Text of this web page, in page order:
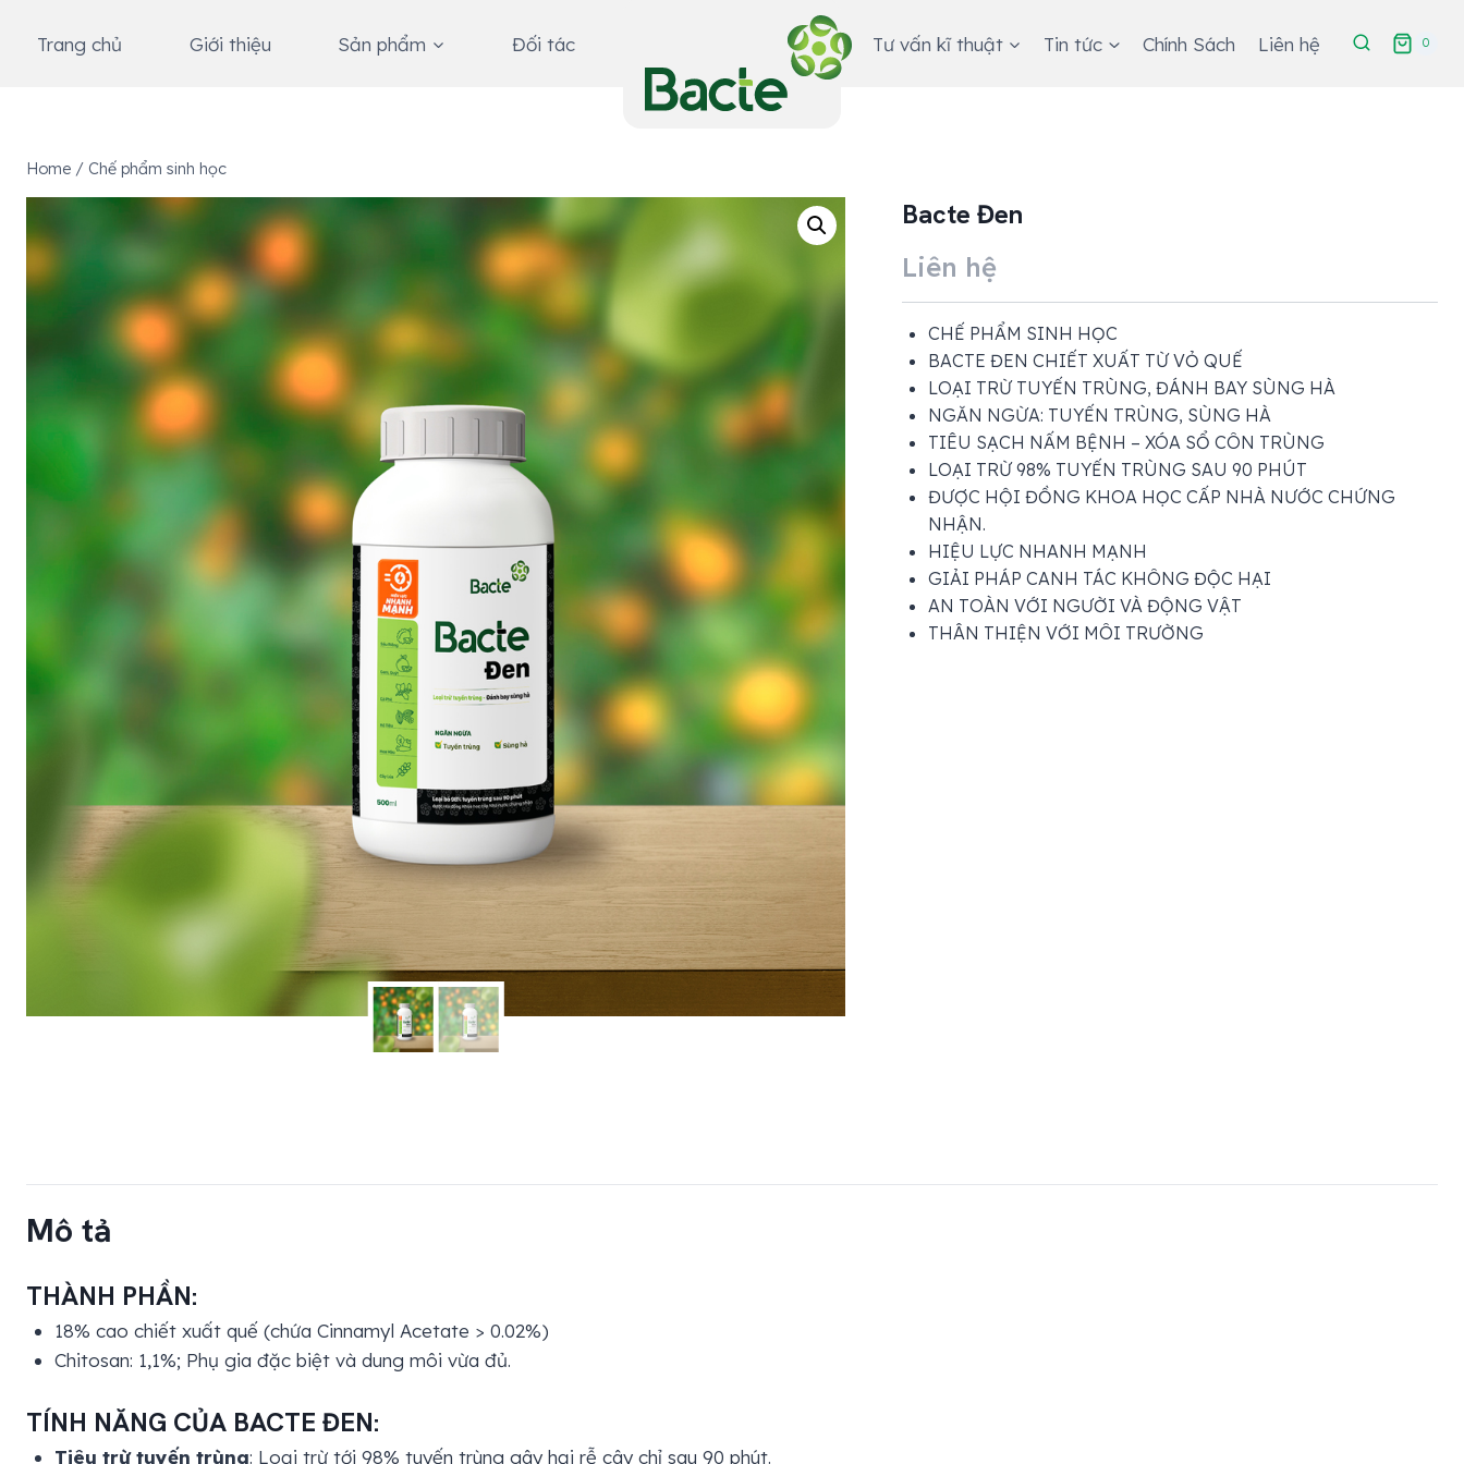
Trang chủ Giới thiệu Sản phẩm Đối tác Tư vấn kĩ thuật Tin tức Chính Sách Liên hệ 0
Home / Chế phẩm sinh học
Bacte Đen
Liên hệ
CHẾ PHẨM SINH HỌC
BACTE ĐEN CHIẾT XUẤT TỪ VỎ QUẾ
LOẠI TRỪ TUYẾN TRÙNG, ĐÁNH BAY SÙNG HÀ
NGĂN NGỪA: TUYẾN TRÙNG, SÙNG HÀ
TIÊU SẠCH NẤM BỆNH – XÓA SỔ CÔN TRÙNG
LOẠI TRỪ 98% TUYẾN TRÙNG SAU 90 PHÚT
ĐƯỢC HỘI ĐỒNG KHOA HỌC CẤP NHÀ NƯỚC CHỨNG
NHẬN.
HIỆU LỰC NHANH MẠNH
GIẢI PHÁP CANH TÁC KHÔNG ĐỘC HẠI
AN TOÀN VỚI NGƯỜI VÀ ĐỘNG VẬT
THÂN THIỆN VỚI MÔI TRƯỜNG
Mô tả
THÀNH PHẦN:
18% cao chiết xuất quế (chứa Cinnamyl Acetate > 0.02%)
Chitosan: 1,1%; Phụ gia đặc biệt và dung môi vừa đủ.
TÍNH NĂNG CỦA BACTE ĐEN:
Tiêu trừ tuyến trùng: Loại trừ tới 98% tuyến trùng gây hại rễ cây chỉ sau 90 phút.